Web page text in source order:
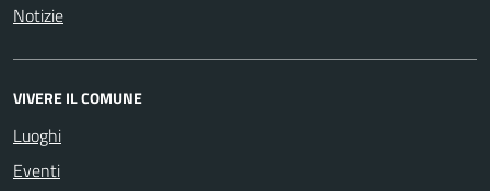
Notizie
VIVERE IL COMUNE
Luoghi
Eventi